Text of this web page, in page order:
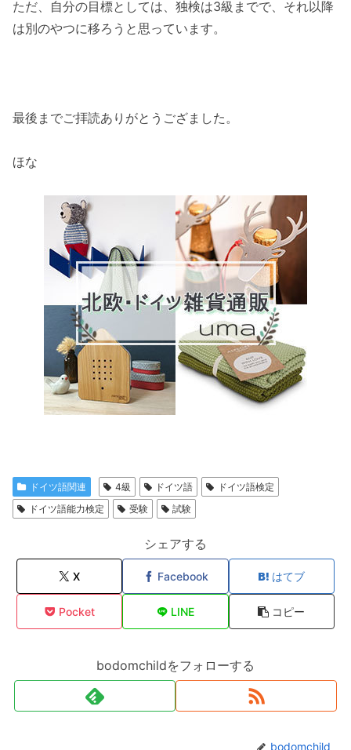
ただ、自分の目標としては、独検は3級までで、それ以降
は別のやつに移ろうと思っています。
最後までご拝読ありがとうござました。
ほな
ドイツ語関連 4級 ドイツ語
ドイツ語検定
ドイツ語能力検定
受験 試験
シェアする
X Facebook はてブ
Pocket LINE コピー
bodomchildをフォローする
bodomchild